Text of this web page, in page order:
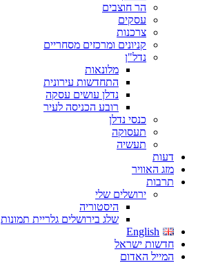
הר חוצבים
עסקים
צרכנות
קניונים ומרכזים מסחריים
נדל"ן
מלונאות
התחדשות עירונית
נדלן עושים עסקה
רובע הכניסה לעיר
כנסי נדלן
תעסוקה
תעשיה
דעות
מזג האוויר
תרבות
ירושלים שלי
היסטוריה
שלג בירושלים גלריית תמונות
English
חדשות ישראל
המייל האדום